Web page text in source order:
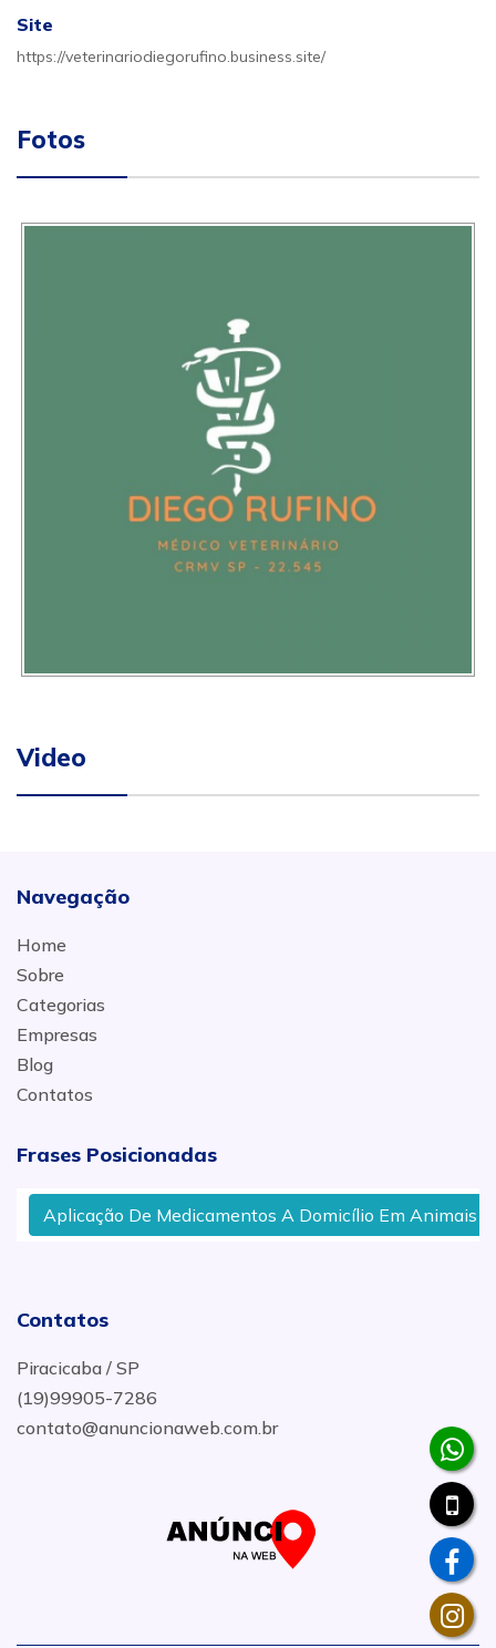
Site
https://veterinariodiegorufino.business.site/
Fotos
Video
Navegação
Home
Sobre
Categorias
Empresas
Blog
Contatos
Frases Posicionadas
Aplicação De Medicamentos A Domicílio Em Animais em
Contatos
Piracicaba / SP
(19)99905-7286
contato@anuncionaweb.com.br